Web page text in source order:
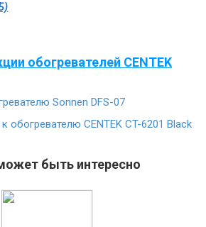
обогревателей CENTEK
Sonnen DFS-07
обогревателю CENTEK CT-6201 Black
быть интересно